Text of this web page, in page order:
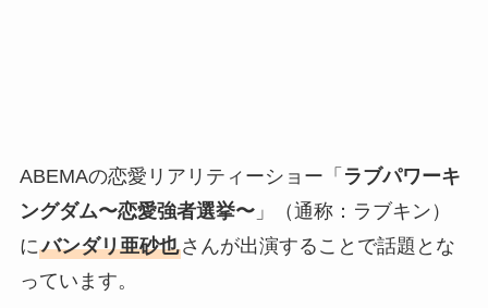
ABEMAの恋愛リアリティーショー「 ラブパワーキ
ングダム〜恋愛強者選挙〜」（通称：ラブキン）
にバンダリ亜砂也さんが出演することで話題とな
っています。